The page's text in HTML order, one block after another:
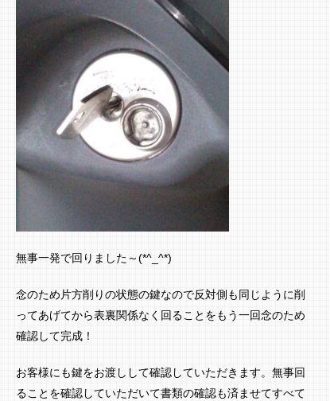
無事一発で回りました～(*^_^*)
念のため片方削りの状態の鍵なので反対側も同じように削
ってあげてから表裏関係なく回ることをもう一回念のため
確認して完成！
お客様にも鍵をお渡しして確認していただきます。無事回
ることを確認していただいて書類の確認も済ませてすべて